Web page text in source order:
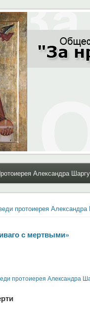
возрождение
Александра
протоиерея Александра
с мертвыми»
протоиерея Александра